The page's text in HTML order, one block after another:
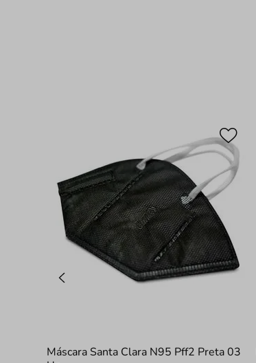
Máscara Santa Clara N95 Pff2 Preta 03